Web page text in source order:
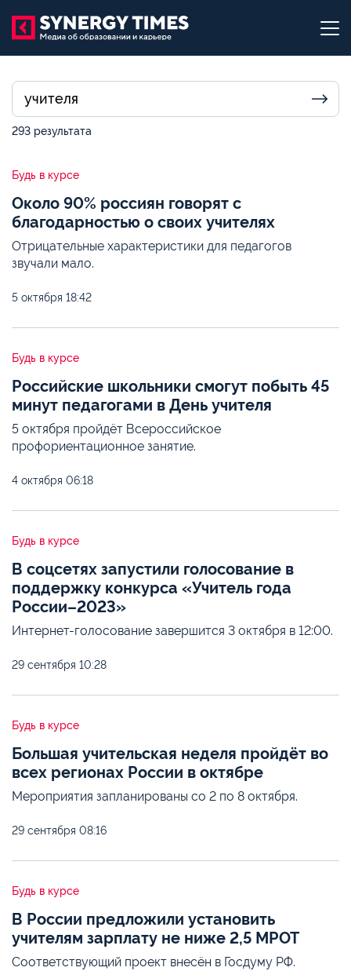
293 результата
Будь в курсе
Около 90% россиян говорят с
благодарностью о своих учителях
Отрицательные характеристики для педагогов
звучали мало.
5 октября 18:42
Будь в курсе
Российские школьники смогут побыть 45
минут педагогами в День учителя
5 октября пройдёт Всероссийское
профориентационное занятие.
4 октября 06:18
Будь в курсе
В соцсетях запустили голосование в
поддержку конкурса «Учитель года
России–2023»
Интернет-голосование завершится 3 октября в 12:00.
29 сентября 10:28
Будь в курсе
Большая учительская неделя пройдёт во
всех регионах России в октябре
Мероприятия запланированы со 2 по 8 октября.
29 сентября 08:16
Будь в курсе
В России предложили установить
учителям зарплату не ниже 2,5 МРОТ
Соответствующий проект внесён в Госдуму РФ.